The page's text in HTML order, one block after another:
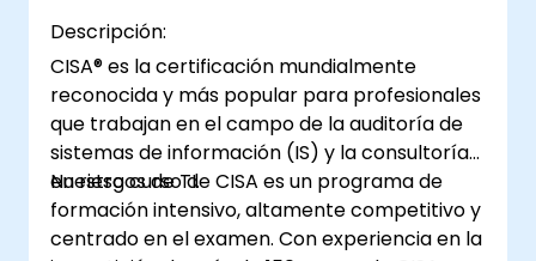
contención (guardrails) y pruebas de equipo
rojo (red-teaming), ayudando a los
desarrolladores a crear funciones de IA que
sean seguras, confiables y resistentes en
entornos del mundo real.
Descripción:
CISA® es la certificación mundialmente
reconocida y más popular para profesionales
que trabajan en el campo de la auditoría de
sistemas de información (IS) y la consultoría
en riesgos de TI.
Nuestro curso de CISA es un programa de
formación intensivo, altamente competitivo y
centrado en el examen. Con experiencia en la